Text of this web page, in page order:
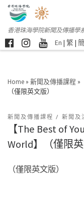
香港珠海學院新聞及傳播學
En | 繁 | 簡
Home » 新聞及傳播課程 »
（僅限英文版）
新聞及傳播課程 新聞及
【The Best of
World】（僅限英
（僅限英文版）